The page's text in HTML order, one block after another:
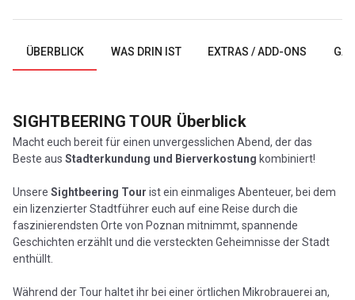
ÜBERBLICK WAS DRIN IST EXTRAS / ADD-ONS
SIGHTBEERING TOUR Überblick
Macht euch bereit für einen unvergesslichen Abend, der das
Beste aus Stadterkundung und Bierverkostung kombiniert!
Unsere Sightbeering Tour ist ein einmaliges Abenteuer, bei dem
ein lizenzierter Stadtführer euch auf eine Reise durch die
faszinierendsten Orte von Poznan mitnimmt, spannende
Geschichten erzählt und die versteckten Geheimnisse der Stadt
enthüllt.
Während der Tour haltet ihr bei einer örtlichen Mikrobrauerei an,